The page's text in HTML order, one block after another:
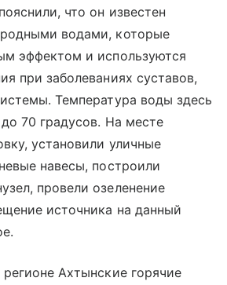
что он известен
водами, которые
эффектом и используются
при заболеваниях суставов,
Температура воды здесь
70 градусов. На месте
установили уличные
навесы, построили
провели озеленение
источника на данный
Ахтынские горячие